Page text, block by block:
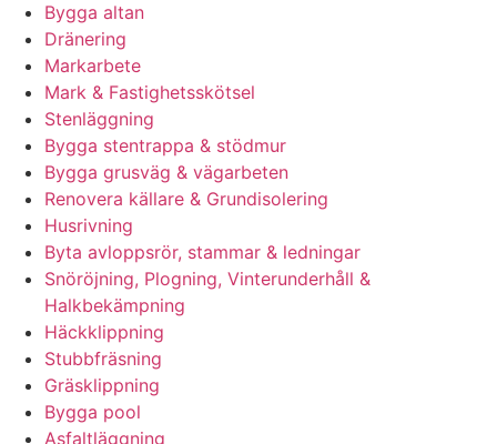
Bygga altan
Dränering
Markarbete
Mark & Fastighetsskötsel
Stenläggning
Bygga stentrappa & stödmur
Bygga grusväg & vägarbeten
Renovera källare & Grundisolering
Husrivning
Byta avloppsrör, stammar & ledningar
Snöröjning, Plogning, Vinterunderhåll &
Halkbekämpning
Häckklippning
Stubbfräsning
Gräsklippning
Bygga pool
Asfaltläggning